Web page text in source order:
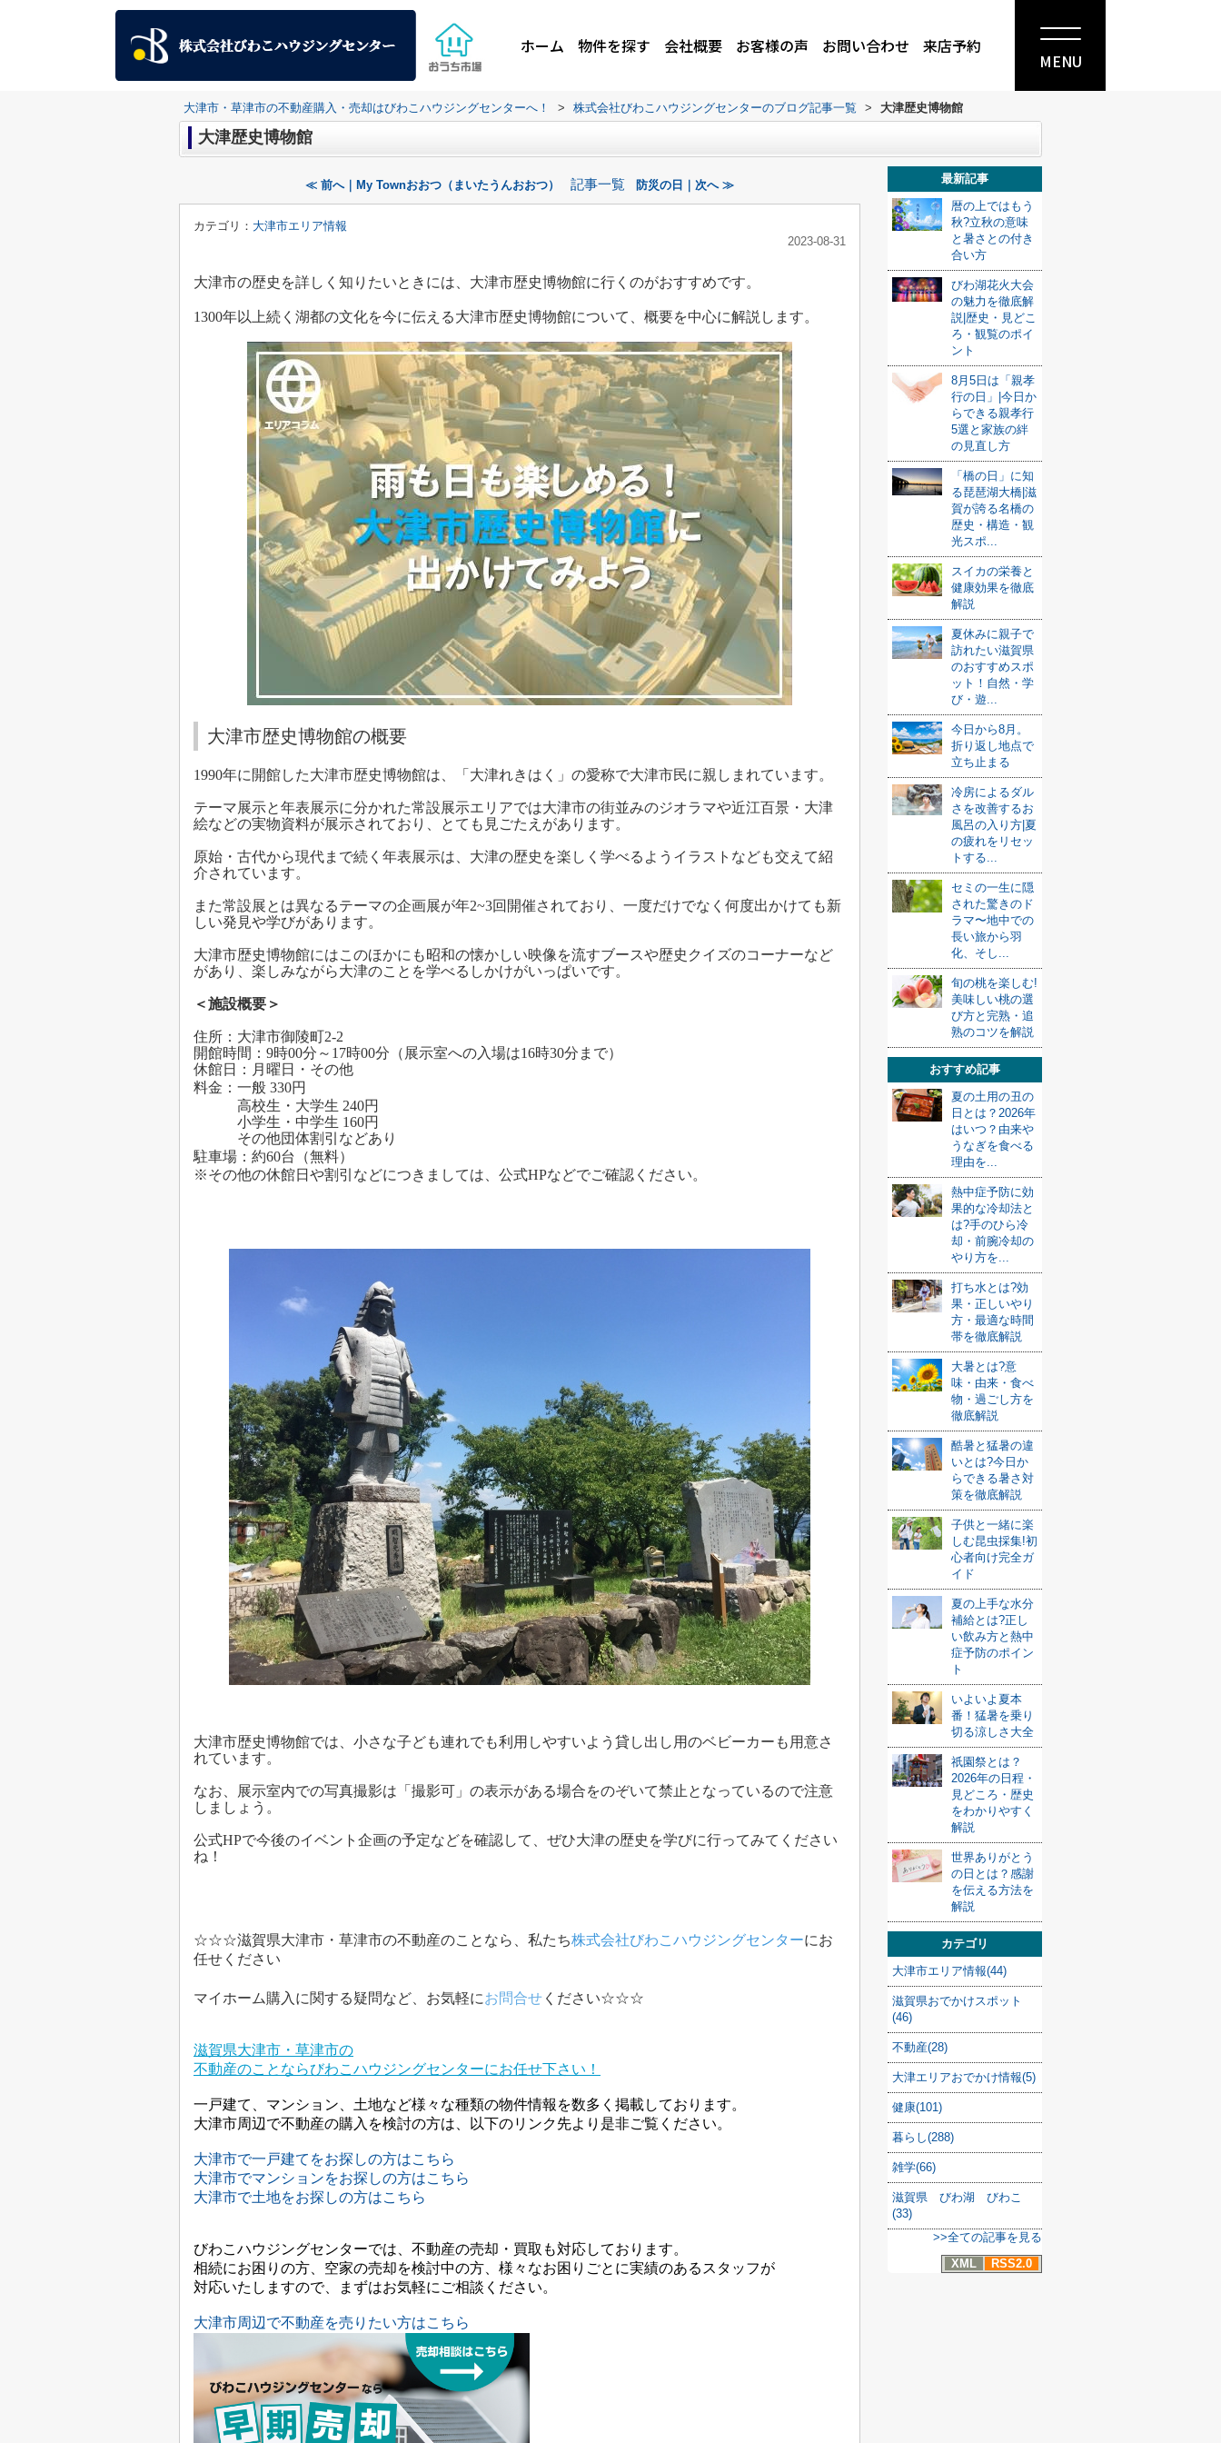
ホーム 物件を探す 会社概要 お客様の声 お問い合わせ 来店予約
MENU
大津市・草津市の不動産購入・売却はびわこハウジングセンターへ！ > 株式会社びわこハウジングセンターのブログ記事一覧 > 大津歴史博物館
大津歴史博物館
≪ 前へ｜My Townおおつ（まいたうんおおつ） 記事一覧 防災の日｜次へ ≫
カテゴリ： 大津市エリア情報
2023-08-31
大津市の歴史を詳しく知りたいときには、大津市歴史博物館に行くのがおすすめです。
1300年以上続く湖都の文化を今に伝える大津市歴史博物館について、概要を中心に解説します。
大津市歴史博物館の概要
1990年に開館した大津市歴史博物館は、「大津れきはく」の愛称で大津市民に親しまれています。
テーマ展示と年表展示に分かれた常設展示エリアでは大津市の街並みのジオラマや近江百景・大津
絵などの実物資料が展示されており、とても見ごたえがあります。
原始・古代から現代まで続く年表展示は、大津の歴史を楽しく学べるようイラストなども交えて紹
介されています。
また常設展とは異なるテーマの企画展が年2~3回開催されており、一度だけでなく何度出かけても新
しい発見や学びがあります。
大津市歴史博物館にはこのほかにも昭和の懐かしい映像を流すブースや歴史クイズのコーナーなど
があり、楽しみながら大津のことを学べるしかけがいっぱいです。
＜施設概要＞
住所：大津市御陵町2-2
開館時間：9時00分～17時00分（展示室への入場は16時30分まで）
休館日：月曜日・その他
料金：一般 330円
高校生・大学生 240円
小学生・中学生 160円
その他団体割引などあり
駐車場：約60台（無料）
※その他の休館日や割引などにつきましては、公式HPなどでご確認ください。
大津市歴史博物館では、小さな子ども連れでも利用しやすいよう貸し出し用のベビーカーも用意さ
れています。
なお、展示室内での写真撮影は「撮影可」の表示がある場合をのぞいて禁止となっているので注意
しましょう。
公式HPで今後のイベント企画の予定などを確認して、ぜひ大津の歴史を学びに行ってみてください
ね！
☆☆☆滋賀県大津市・草津市の不動産のことなら、私たち株式会社びわこハウジングセンターにお
任せください
マイホーム購入に関する疑問など、お気軽にお問合せ ください☆☆☆
滋賀県大津市・草津市の
不動産のことならびわこハウジングセンターにお任せ下さい！
一戸建て、マンション、土地など様々な種類の物件情報を数多く掲載しております。
大津市周辺で不動産の購入を検討の方は、以下のリンク先より是非ご覧ください。
大津市で一戸建てをお探しの方はこちら
大津市でマンションをお探しの方はこちら
大津市で土地をお探しの方はこちら
びわこハウジングセンターでは、不動産の売却・買取も対応しております。
相続にお困りの方、空家の売却を検討中の方、様々なお困りごとに実績のあるスタッフが
対応いたしますので、まずはお気軽にご相談ください。
大津市周辺で不動産を売りたい方はこちら
最新記事
暦の上ではもう
秋?立秋の意味
と暑さとの付き
合い方
びわ湖花火大会
の魅力を徹底解
説|歴史・見どこ
ろ・観覧のポイ
ント
8月5日は「親孝
行の日」|今日か
らできる親孝行
5選と家族の絆
の見直し方
「橋の日」に知
る琵琶湖大橋|滋
賀が誇る名橋の
歴史・構造・観
光スポ...
スイカの栄養と
健康効果を徹底
解説
夏休みに親子で
訪れたい滋賀県
のおすすめスポ
ット！自然・学
び・遊...
今日から8月。
折り返し地点で
立ち止まる
冷房によるダル
さを改善するお
風呂の入り方|夏
の疲れをリセッ
トする...
セミの一生に隠
された驚きのド
ラマ〜地中での
長い旅から羽
化、そし...
旬の桃を楽しむ!
美味しい桃の選
び方と完熟・追
熟のコツを解説
おすすめ記事
夏の土用の丑の
日とは？2026年
はいつ？由来や
うなぎを食べる
理由を...
熱中症予防に効
果的な冷却法と
は?手のひら冷
却・前腕冷却の
やり方を...
打ち水とは?効
果・正しいやり
方・最適な時間
帯を徹底解説
大暑とは?意
味・由来・食べ
物・過ごし方を
徹底解説
酷暑と猛暑の違
いとは?今日か
らできる暑さ対
策を徹底解説
子供と一緒に楽
しむ昆虫採集!初
心者向け完全ガ
イド
夏の上手な水分
補給とは?正し
い飲み方と熱中
症予防のポイン
ト
いよいよ夏本
番！猛暑を乗り
切る涼しさ大全
祇園祭とは？
2026年の日程・
見どころ・歴史
をわかりやすく
解説
世界ありがとう
の日とは？感謝
を伝える方法を
解説
カテゴリ
大津市エリア情報(44)
滋賀県おでかけスポット
(46)
不動産(28)
大津エリアおでかけ情報(5)
健康(101)
暮らし(288)
雑学(66)
滋賀県 びわ湖 びわこ
(33)
>>全ての記事を見る
XML
RSS2.0